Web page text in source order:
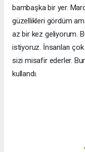
bambaşka bir yer.
güzellikleri gördüm
az bir kez geliyorum.
istiyoruz. İnsanları
sizi misafir ederler.
kullandı.